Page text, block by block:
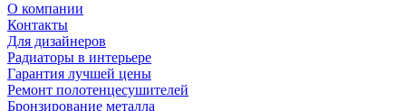
О компании
Контакты
Для дизайнеров
Радиаторы в интерьере
Гарантия лучшей цены
Ремонт полотенцесушителей
Бронзирование металла